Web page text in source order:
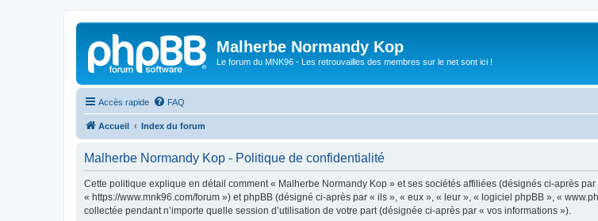
Malherbe Normandy Kop
Le forum du MNK96 - Les retrouvailles des membres sur le net sont ici !
Accès rapide FAQ
Accueil Index du forum
Malherbe Normandy Kop - Politique de confidentialité
Cette politique explique en détail comment « Malherbe Normandy Kop » et ses sociétés affiliées (désignés ci-après
« https://www.mnk96.com/forum ») et phpBB (désigné ci-après par « ils », « eux », « leur », « logiciel phpBB », «
collectée pendant n’importe quelle session d’utilisation de votre part (désignée ci-après par « vos informations »).